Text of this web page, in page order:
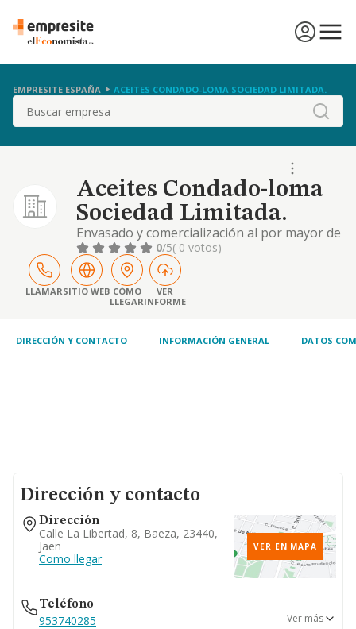
EMPRESITE ESPAÑA ACEITES CONDADO-LOMA SOCIEDAD LIMITADA.
Buscar
Aceites Condado-loma
Sociedad Limitada.
Envasado y comercialización al por mayor de
aceites y venta a granel.
0/5( 0 votos)
LLAMARSITIO WEB CÓMO
LLEGAR
VER
INFORME
DIRECCIÓN Y CONTACTO INFORMACIÓN GENERAL DATOS
Dirección y contacto
Dirección
Calle La Libertad, 8, Baeza, 23440,
Jaen
Como llegar
VER EN MAPA
Teléfono
953740285 Ver más